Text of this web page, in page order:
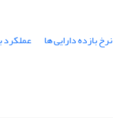
نرخ بازده دارایی ها عملکرد